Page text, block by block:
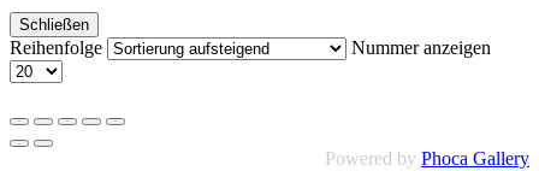
Schließen
Reihenfolge Nummer anzeigen
Powered by Phoca Gallery